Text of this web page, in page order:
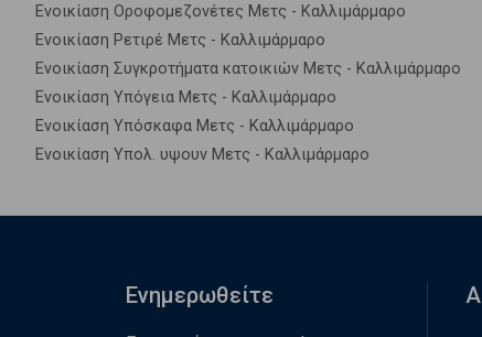
Ενοικίαση Οροφομεζονέτες Μετς - Καλλιμάρμαρο
Ενοικίαση Ρετιρέ Μετς - Καλλιμάρμαρο
Ενοικίαση Συγκροτήματα κατοικιών Μετς - Καλλιμάρμαρο
Ενοικίαση Υπόγεια Μετς - Καλλιμάρμαρο
Ενοικίαση Υπόσκαφα Μετς - Καλλιμάρμαρο
Ενοικίαση Υπολ. υψουν Μετς - Καλλιμάρμαρο
Ενημερωθείτε